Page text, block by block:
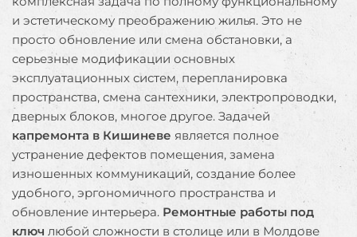
и эстетическому преображению жилья. Это не
просто обновление или смена обстановки, а
серьезные модификации основных
эксплуатационных систем, перепланировка
пространства, смена сантехники, электропроводки,
дверных блоков, многое другое. Задачей
капремонта в Кишиневе является полное
устранение дефектов помещения, замена
изношенных коммуникаций, создание более
удобного, эргономичного пространства и
обновление интерьера. Ремонтные работы под
ключ любой сложности в столице или в Молдове